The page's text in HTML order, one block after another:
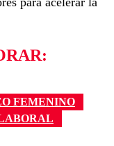
FEMENINO